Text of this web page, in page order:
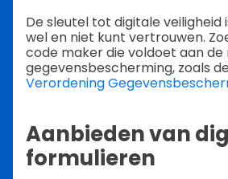
De sleutel tot digitale veiligheid
wel en niet kunt vertrouwen.
code maker die voldoet aan
gegevensbescherming, zoals de
Verordening
Aanbieden van
formulieren